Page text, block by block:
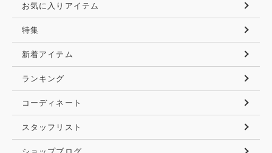
お気に入りアイテム
特集
新着アイテム
ランキング
コーディネート
スタッフリスト